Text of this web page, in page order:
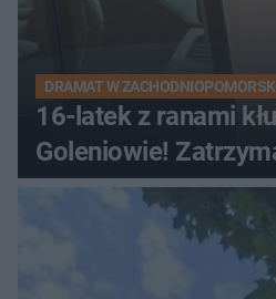
DRAMAT W
16-latek z ranami
Goleniowie!